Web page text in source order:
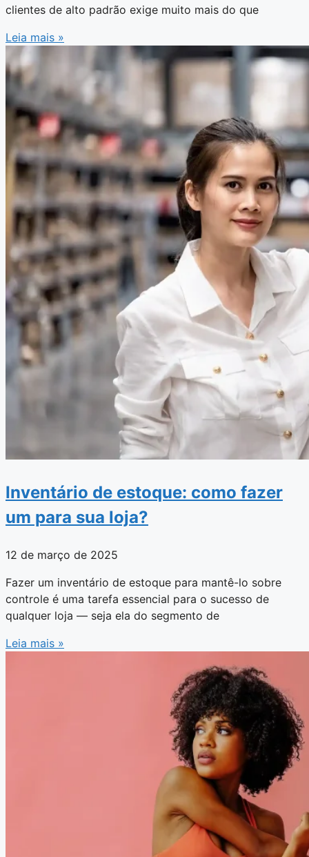
clientes de alto padrão exige muito mais do que
Leia mais »
Inventário de estoque: como fazer
um para sua loja?
12 de março de 2025
Fazer um inventário de estoque para mantê-lo sobre
controle é uma tarefa essencial para o sucesso de
qualquer loja — seja ela do segmento de
Leia mais »